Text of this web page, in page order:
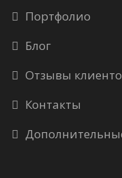
Портфолио
Блог
Отзывы
Контакты